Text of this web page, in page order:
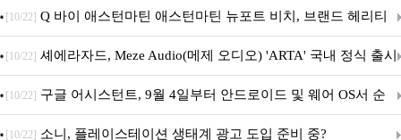
‘알파마요 2 슈퍼’ 상업적 이용 가능
[10/22] Q 바이 애스턴마틴 애스턴마틴 뉴포트 비치, 브랜드 헤리티
지 담은 ‘헤리티지 에디션 컬렉션’ 공개
[10/22] 셰에라자드, Meze Audio(메제 오디오) 'ARTA' 국내 정식 출시
[10/22] 구글 어시스턴트, 9월 4일부터 안드로이드 및 웨어 OS서 순
차 서비스 종료
[10/22] 소니, 플레이스테이션 생태계 광고 도입 준비 중?